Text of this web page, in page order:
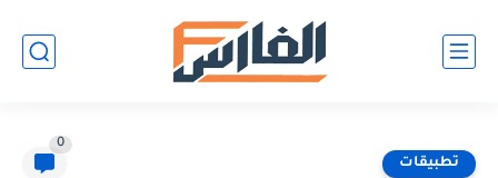
تطبيقات
0